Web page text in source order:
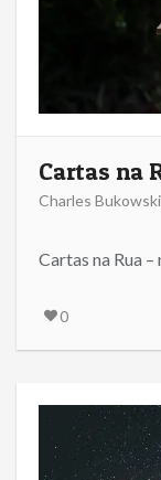
Cartas na
Charles Bukowski
Cartas na Rua –
0